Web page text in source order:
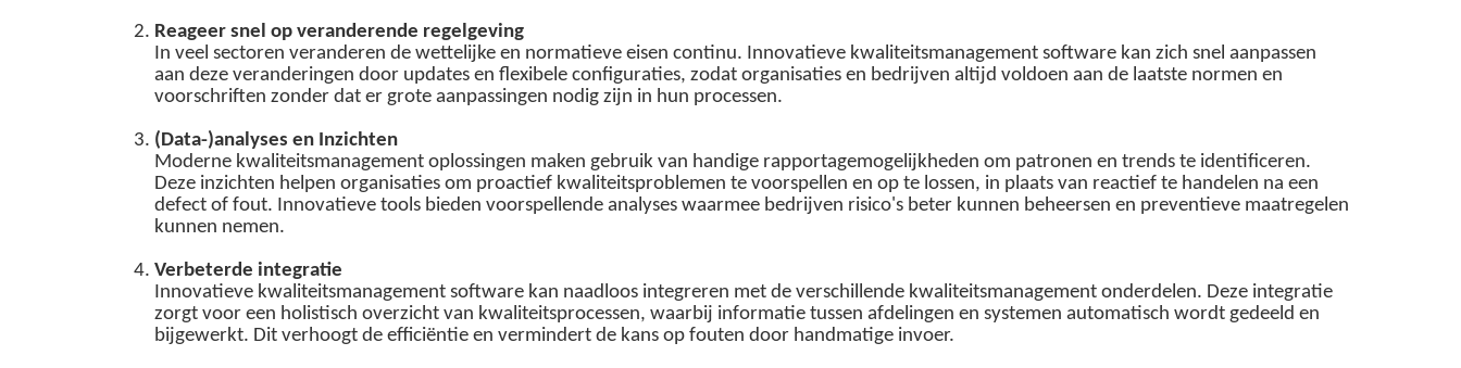
Reageer snel op veranderende regelgeving
In veel sectoren veranderen de wettelijke en normatieve eisen continu. Innovatieve kwaliteitsmanagement software kan zich snel aanpassen
aan deze veranderingen door updates en flexibele configuraties, zodat organisaties en bedrijven altijd voldoen aan de laatste normen en
voorschriften zonder dat er grote aanpassingen nodig zijn in hun processen.
(Data-)analyses en Inzichten
Moderne kwaliteitsmanagement oplossingen maken gebruik van handige rapportagemogelijkheden om patronen en trends te identificeren.
Deze inzichten helpen organisaties om proactief kwaliteitsproblemen te voorspellen en op te lossen, in plaats van reactief te handelen na een
defect of fout. Innovatieve tools bieden voorspellende analyses waarmee bedrijven risico's beter kunnen beheersen en preventieve maatregelen
kunnen nemen.
Verbeterde integratie
Innovatieve kwaliteitsmanagement software kan naadloos integreren met de verschillende kwaliteitsmanagement onderdelen. Deze integratie
zorgt voor een holistisch overzicht van kwaliteitsprocessen, waarbij informatie tussen afdelingen en systemen automatisch wordt gedeeld en
bijgewerkt. Dit verhoogt de efficiëntie en vermindert de kans op fouten door handmatige invoer.